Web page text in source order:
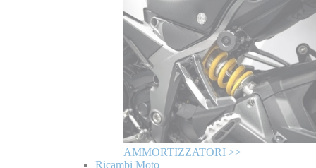
AMMORTIZZATORI >>
Ricambi Moto